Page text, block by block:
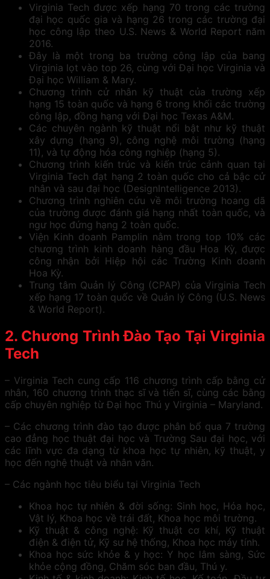
Virginia Tech được xếp hạng 70 trong các trường
đại học quốc gia và hạng 26 trong các trường đại
học công lập theo U.S. News & World Report năm
2016.
Đây là một trong ba trường công lập của bang
Virginia lọt vào top 26, cùng với Đại học Virginia và
Đại học William & Mary.
Chương trình cử nhân kỹ thuật của trường xếp
hạng 15 toàn quốc và hạng 6 trong khối các trường
công lập, đồng hạng với Đại học Texas A&M.
Các chuyên ngành kỹ thuật nổi bật như kỹ thuật
xây dựng (hạng 9), công nghệ môi trường (hạng
11), và tự động hóa công nghiệp (hạng 5).
Chương trình kiến trúc và kiến trúc cảnh quan tại
Virginia Tech đạt hạng 2 toàn quốc cho cả bậc cử
nhân và sau đại học (DesignIntelligence 2013).
Chương trình nghiên cứu về môi trường hoang dã
của trường được đánh giá hạng nhất toàn quốc, và
ngư học đứng hạng 2 toàn quốc.
Viện Kinh doanh Pamplin nằm trong top 10% các
chương trình kinh doanh hàng đầu Hoa Kỳ, được
công nhận bởi Hiệp hội các Trường Kinh doanh
Hoa Kỳ.
Trung tâm Quản lý Công (CPAP) của Virginia Tech
xếp hạng 17 toàn quốc về Quản lý Công (U.S. News
& World Report).
2. Chương Trình Đào Tạo Tại Virginia
Tech
– Virginia Tech cung cấp 116 chương trình cấp bằng cử
nhân, 160 chương trình thạc sĩ và tiến sĩ, cùng các bằng
cấp chuyên nghiệp từ Đại học Thú y Virginia – Maryland.
– Các chương trình đào tạo được phân bổ qua 7 trường
cao đẳng học thuật đại học và Trường Sau đại học, với
các lĩnh vực đa dạng từ khoa học tự nhiên, kỹ thuật, y
học đến nghệ thuật và nhân văn.
– Các ngành học tiêu biểu tại Virginia Tech
Khoa học tự nhiên & đời sống: Sinh học, Hóa học,
Vật lý, Khoa học về trái đất, Khoa học môi trường.
Kỹ thuật & công nghệ: Kỹ thuật cơ khí, Kỹ thuật
điện & điện tử, Kỹ sư hệ thống, Khoa học máy tính.
Khoa học sức khỏe & y học: Y học lâm sàng, Sức
khỏe cộng đồng, Chăm sóc ban đầu, Thú y.